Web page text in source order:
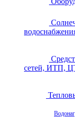
сетей, ИТП,